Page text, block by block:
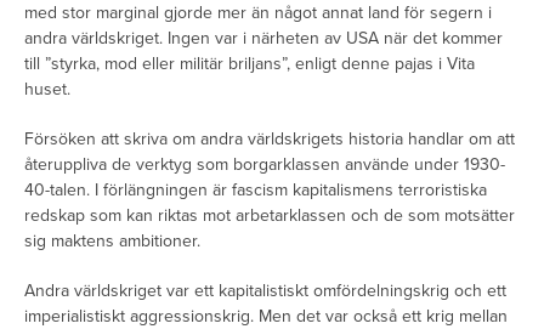
med stor marginal gjorde mer än något annat land för segern i
andra världskriget. Ingen var i närheten av USA när det kommer
till ”styrka, mod eller militär briljans”, enligt denne pajas i Vita
huset.
Försöken att skriva om andra världskrigets historia handlar om att
återuppliva de verktyg som borgarklassen använde under 1930-
40-talen. I förlängningen är fascism kapitalismens terroristiska
redskap som kan riktas mot arbetarklassen och de som motsätter
sig maktens ambitioner.
Andra världskriget var ett kapitalistiskt omfördelningskrig och ett
imperialistiskt aggressionskrig. Men det var också ett krig mellan